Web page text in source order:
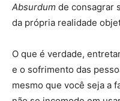
Absurdum de consagrar
da própria realidade
O que é verdade,
e o sofrimento das
mesmo que você seja a